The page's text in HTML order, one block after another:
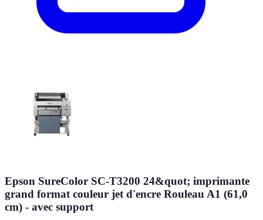
Epson SureColor SC-T3200 24&quot; imprimante
grand format couleur jet d'encre Rouleau A1 (61,0
cm) - avec support